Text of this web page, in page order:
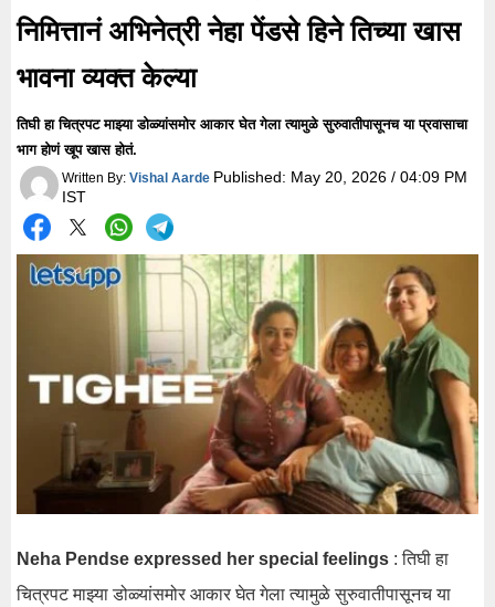
निमित्तानं अभिनेत्री नेहा पेंडसे हिने तिच्या खास
भावना व्यक्त केल्या
तिघी हा चित्रपट माझ्या डोळ्यांसमोर आकार घेत गेला त्यामुळे सुरुवातीपासूनच या प्रवासाचा
भाग होणं खूप खास होतं.
Written By:Vishal Aarde Published: May 20, 2026 / 04:09 PM
IST
Neha Pendse expressed her special feelings : तिघी हा
चित्रपट माझ्या डोळ्यांसमोर आकार घेत गेला त्यामुळे सुरुवातीपासूनच या